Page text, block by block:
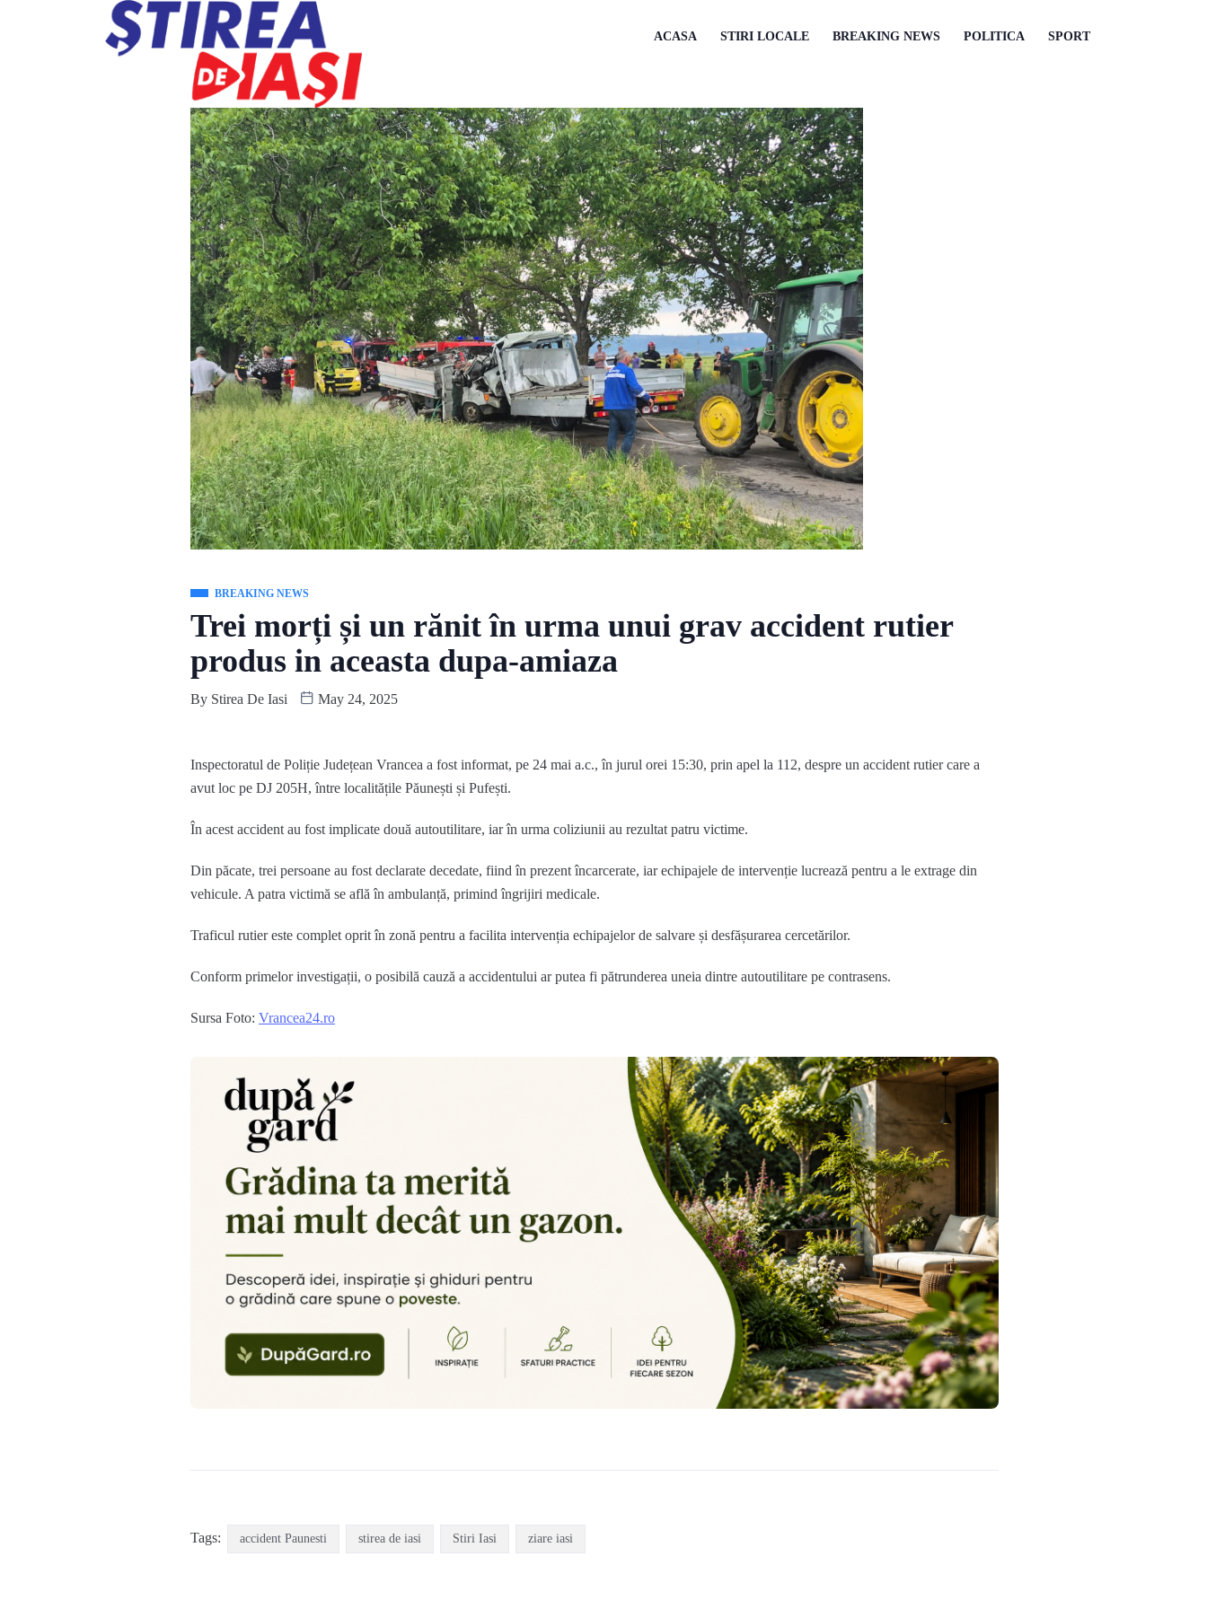
ACASA STIRI LOCALE BREAKING NEWS POLITICA SPORT
BREAKING NEWS
Trei morți și un rănit în urma unui grav accident rutier
produs in aceasta dupa-amiaza
By Stirea De Iasi May 24, 2025
Inspectoratul de Poliție Județean Vrancea a fost informat, pe 24 mai a.c., în jurul orei 15:30, prin apel la 112, despre un accident rutier care a
avut loc pe DJ 205H, între localitățile Păunești și Pufești.
În acest accident au fost implicate două autoutilitare, iar în urma coliziunii au rezultat patru victime.
Din păcate, trei persoane au fost declarate decedate, fiind în prezent încarcerate, iar echipajele de intervenție lucrează pentru a le extrage din
vehicule. A patra victimă se află în ambulanță, primind îngrijiri medicale.
Traficul rutier este complet oprit în zonă pentru a facilita intervenția echipajelor de salvare și desfășurarea cercetărilor.
Conform primelor investigații, o posibilă cauză a accidentului ar putea fi pătrunderea uneia dintre autoutilitare pe contrasens.
Sursa Foto: Vrancea24.ro
Tags: accident Paunesti stirea de iasi Stiri Iasi ziare iasi